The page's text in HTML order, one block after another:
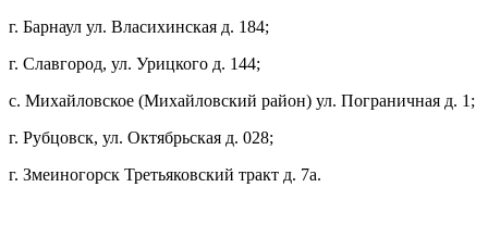
г. Барнаул ул. Власихинская д. 184;
г. Славгород, ул. Урицкого д. 144;
с. Михайловское (Михайловский район) ул. Пограничная д. 1;
г. Рубцовск, ул. Октябрьская д. 028;
г. Змеиногорск Третьяковский тракт д. 7а.